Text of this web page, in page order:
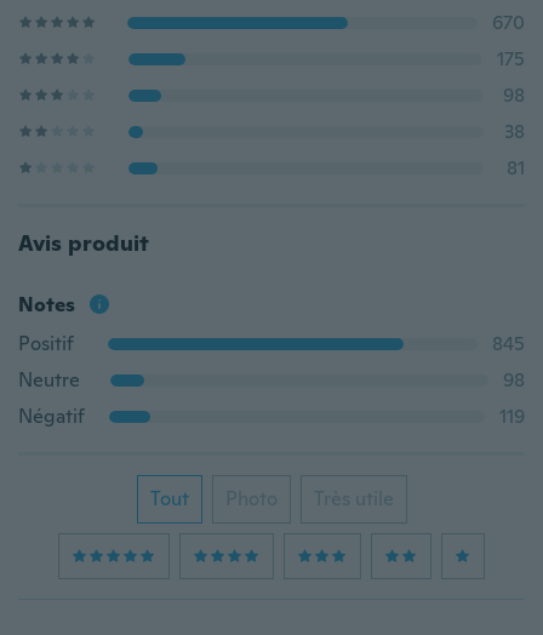
670
175
98
38
81
Avis produit
Notes
Positif
845
Neutre
98
Négatif
119
Tout Photo Très utile